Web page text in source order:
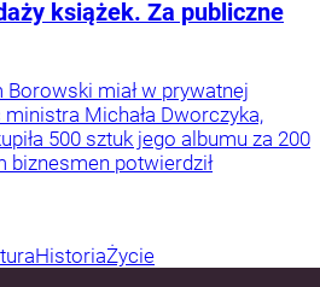
książek. Za publiczne
Borowski miał w prywatnej
Michała Dworczyka,
500 sztuk jego albumu za 200
biznesmen potwierdził
HistoriaŻycie